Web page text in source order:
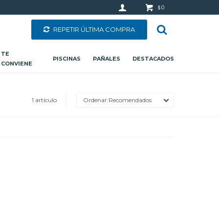
TE
CONVIENE
PISCINAS PAÑALES DESTACADOS
REPETIR ÚLTIMA COMPRA
$0
1 artículo Recomendados